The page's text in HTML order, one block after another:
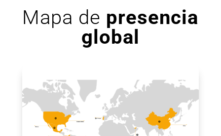
Mapa de presencia
global